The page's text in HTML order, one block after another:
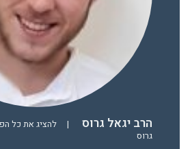
הרב יגאל גרוס |
להציג את כל
גרוס